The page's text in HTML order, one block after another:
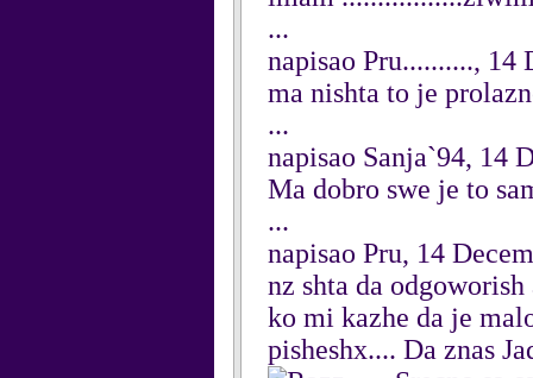
...
napisao Pru.........., 14
ma nishta to je
...
napisao Sanja`94, 14
Ma dobro swe je to
...
napisao Pru, 14
nz shta da odgoworish
ko mi kazhe da je
pisheshx.... Da znas